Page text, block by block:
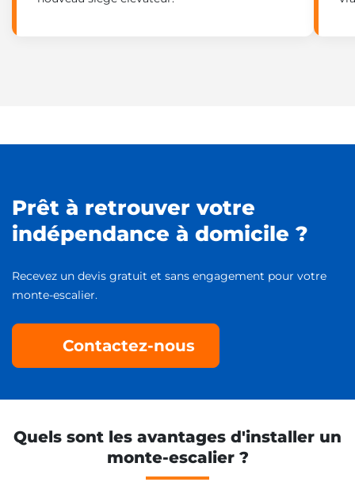
Prêt à retrouver votre
indépendance à domicile ?
Recevez un devis gratuit et sans engagement pour votre
monte-escalier.
Contactez-nous
Quels sont les avantages d'installer un
monte-escalier ?